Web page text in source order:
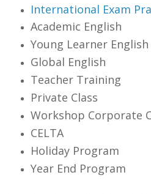
International Exam
Academic English
Young Learner English
Global English
Teacher Training
Private Class
Workshop Corporate
CELTA
Holiday Program
Year End Program